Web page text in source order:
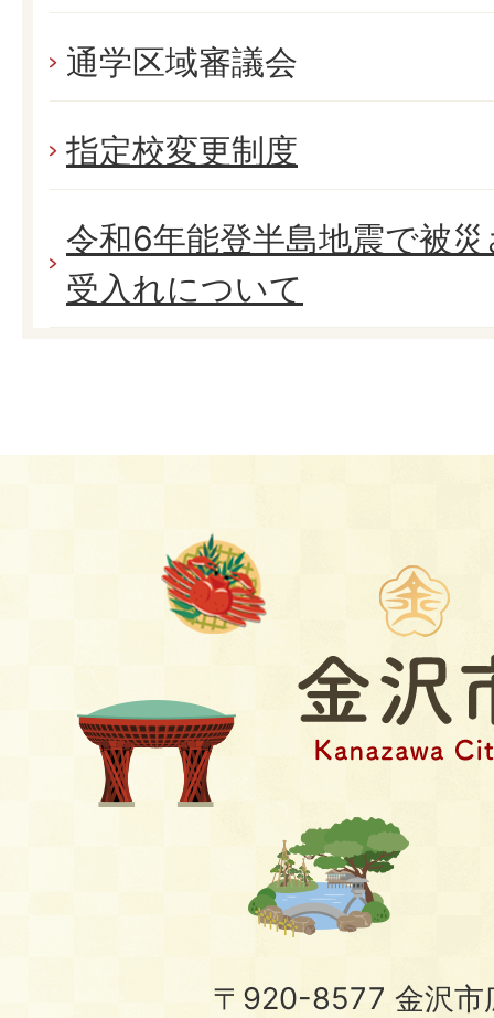
通学区域審議会
指定校変更制度
令和6年能登半島地震で被
受入れについて
〒920-8577 金沢市